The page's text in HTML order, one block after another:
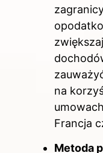
na
Francja
Metoda